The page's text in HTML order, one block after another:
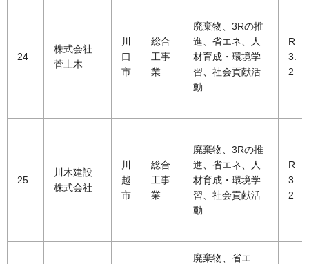
24
株式会社
菅土木
川
口
市
総合
工事
業
廃棄物、3Rの推
進、省エネ、人
材育成・環境学
習、社会貢献活
動
R
3.
2
25
川木建設
株式会社
川
越
市
総合
工事
業
廃棄物、3Rの推
進、省エネ、人
材育成・環境学
習、社会貢献活
動
R
3.
2
廃棄物、省エ